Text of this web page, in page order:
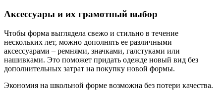
Аксессуары и их грамотный выбор
Чтобы форма выглядела свежо и стильно в течение
нескольких лет, можно дополнять ее различными
аксессуарами – ремнями, значками, галстуками или
нашивками. Это поможет придать одежде новый вид без
дополнительных затрат на покупку новой формы.
Экономия на школьной форме возможна без потери качества.